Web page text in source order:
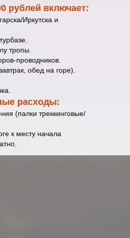
Иркутска и
тропы.
проводников.
обед на горе).
(палки треккинговые/
к месту начала
рублей включает:
расходы: